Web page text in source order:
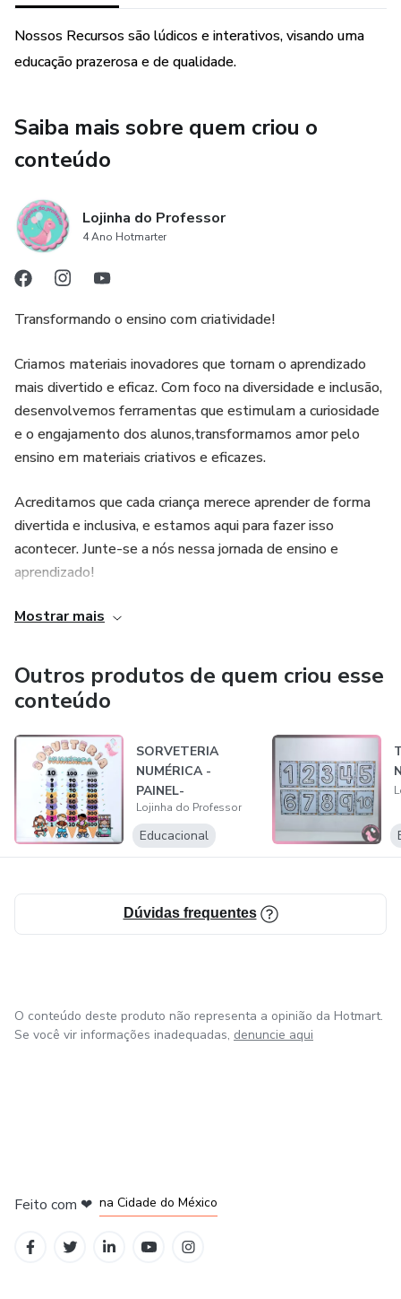
❤️Frase:tema-maçã
📑Páginas:22
🦒1.40mx1.30m
Nossos Recursos são lúdicos e interativos, visando uma
educação prazerosa e de qualidade.
Saiba mais sobre quem criou o
conteúdo
Lojinha do Professor
4 Ano Hotmarter
Transformando o ensino com criatividade!
Criamos materiais inovadores que tornam o aprendizado
mais divertido e eficaz. Com foco na diversidade e inclusão,
desenvolvemos ferramentas que estimulam a curiosidade
e o engajamento dos alunos,transformamos amor pelo
ensino em materiais criativos e eficazes.
Acreditamos que cada criança merece aprender de forma
divertida e inclusiva, e estamos aqui para fazer isso
acontecer. Junte-se a nós nessa jornada de ensino e
aprendizado!
Aviso Importante
❌Criar páginas ou grupos com o mesmo Lojinhado
Professor;
❌ Qualquer prática de SPAM.
❌ Anúncios com promessas falsas ou exageradas.
Mostrar mais
Outros produtos de quem criou esse
conteúdo
SORVETERIA
NUMÉRICA -
PAINEL-
MATEMÁTICA
Lojinha do Professor
Educacional
Dúvidas frequentes
O conteúdo deste produto não representa a opinião da Hotmart.
Se você vir informações inadequadas, denuncie aqui
Feito com ❤ na Cidade do México